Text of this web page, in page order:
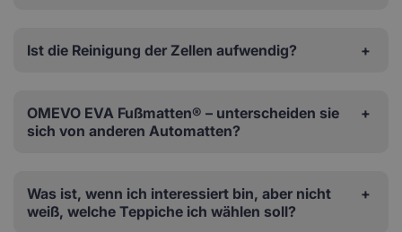
Ist die Reinigung der Zellen aufwendig?
OMEVO EVA Fußmatten® – unterscheiden sie
sich von anderen Automatten?
Was ist, wenn ich interessiert bin, aber nicht
weiß, welche Teppiche ich wählen soll?